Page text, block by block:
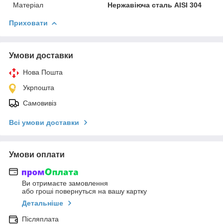
Матеріал
Нержавіюча сталь AISI 304
Приховати
Умови доставки
Нова Пошта
Укрпошта
Самовивіз
Всі умови доставки
Умови оплати
Ви отримаєте замовлення
або гроші повернуться на вашу картку
Детальніше
Післяплата